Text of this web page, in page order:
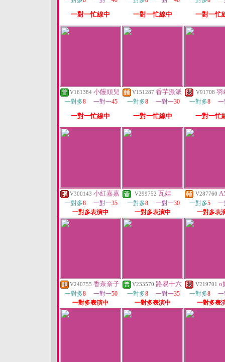
一對一忙線中 一對一忙線中 一對一忙
V161384 小饅頭兒
一對多8 一對一45
一對一忙線中
V151287 香芋派派
一對多8 一對一30
一對一忙線中
V91708 羽
一對多8
一對一忙
V300143 小紅嘉嘉
一對多8 一對一35
一對多表演中
V299752 瓦娃
一對多8 一對一30
一對多表演中
V287760
一對多5
一對多表
V240755 香奈奈子
一對多8 一對一50
一對多表演中
V233570 路易十六
一對多8 一對一35
一對多表演中
V219701 o
一對多8
一對多表